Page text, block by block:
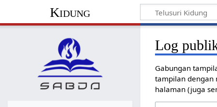
Kidung
Log
Gabungan
tampilan dengan
halaman (juga